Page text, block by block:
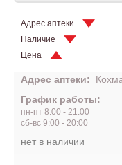
Адрес аптеки
Наличие
Цена
Адрес аптеки:
График работы:
пн-пт 8:00 - 21:00
сб-вс 9:00 - 20:00
нет в наличии